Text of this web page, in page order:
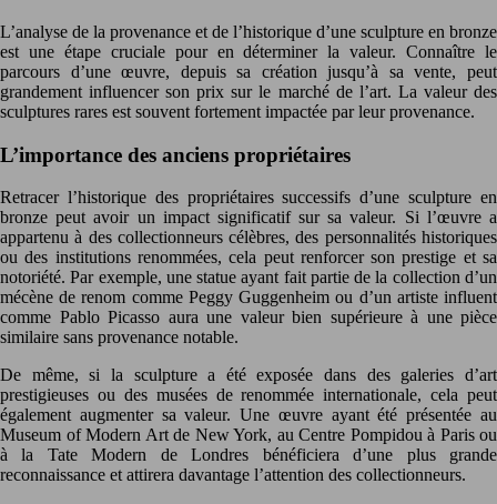
L’analyse de la provenance et de l’historique d’une sculpture en bronze
est une étape cruciale pour en déterminer la valeur. Connaître le
parcours d’une œuvre, depuis sa création jusqu’à sa vente, peut
grandement influencer son prix sur le marché de l’art. La valeur des
sculptures rares est souvent fortement impactée par leur provenance.
L’importance des anciens propriétaires
Retracer l’historique des propriétaires successifs d’une sculpture en
bronze peut avoir un impact significatif sur sa valeur. Si l’œuvre a
appartenu à des collectionneurs célèbres, des personnalités historiques
ou des institutions renommées, cela peut renforcer son prestige et sa
notoriété. Par exemple, une statue ayant fait partie de la collection d’un
mécène de renom comme Peggy Guggenheim ou d’un artiste influent
comme Pablo Picasso aura une valeur bien supérieure à une pièce
similaire sans provenance notable.
De même, si la sculpture a été exposée dans des galeries d’art
prestigieuses ou des musées de renommée internationale, cela peut
également augmenter sa valeur. Une œuvre ayant été présentée au
Museum of Modern Art de New York, au Centre Pompidou à Paris ou
à la Tate Modern de Londres bénéficiera d’une plus grande
reconnaissance et attirera davantage l’attention des collectionneurs.